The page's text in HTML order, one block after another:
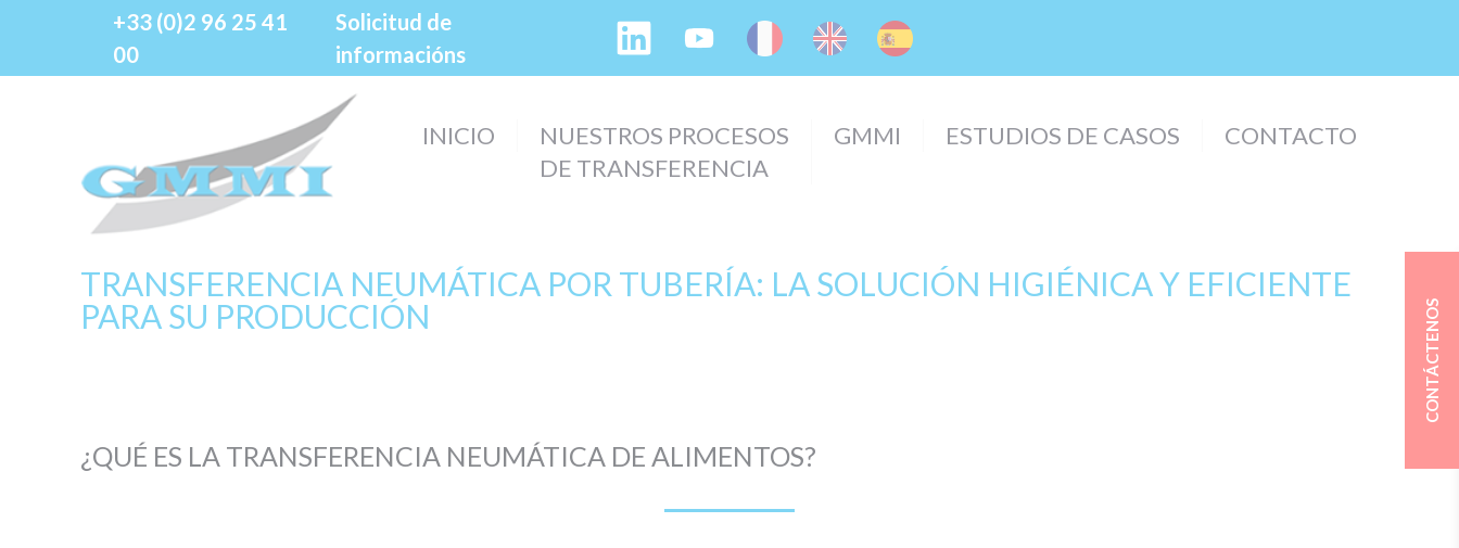
+33 (0)2 96 25 41
00
Solicitud de
informacións
INICIO
NUESTROS PROCESOS
DE TRANSFERENCIA
GMMI ESTUDIOS DE CASOS CONTACTO
TRANSFERENCIA NEUMÁTICA POR TUBERÍA: LA SOLUCIÓN HIGIÉNICA Y EFICIENTE
PARA SU PRODUCCIÓN
¿QUÉ ES LA TRANSFERENCIA NEUMÁTICA DE ALIMENTOS?
Panel de gestión de cookies